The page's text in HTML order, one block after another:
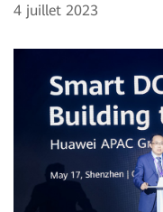
4 juillet 2023